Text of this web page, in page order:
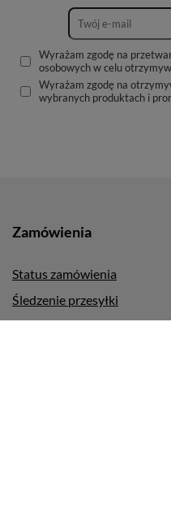
Wyrażam zgodę na
osobowych w celu
Wyrażam zgodę na
wybranych produktach i
Zamówienia
Status zamówienia
Śledzenie przesyłki
Chcę zareklamować produkt